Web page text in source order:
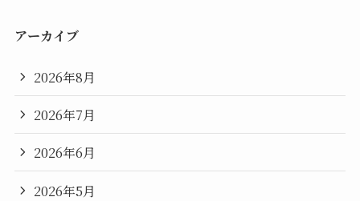
アーカイブ
2026年8月
2026年7月
2026年6月
2026年5月